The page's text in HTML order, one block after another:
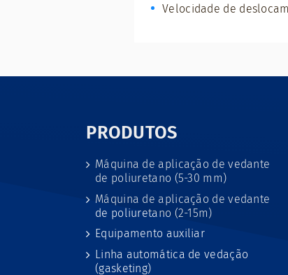
Velocidade de
PRODUTOS
Máquina de aplicação de vedante
de poliuretano (5-30 mm)
Máquina de aplicação de vedante
de poliuretano (2-15m)
Equipamento auxiliar
Linha automática de vedação
(gasketing)